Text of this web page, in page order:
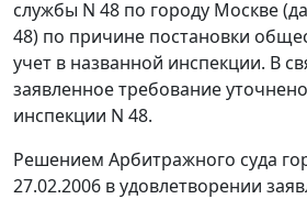
службы N 48 по городу Москве
48) по причине постановки
учет в названной инспекции. В
заявленное требование
инспекции N 48.
Решением Арбитражного суда
27.02.2006 в удовлетворении